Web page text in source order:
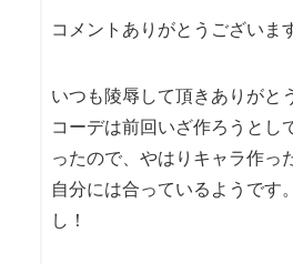
コメントありがとうございま
いつも陵辱して頂きありがと
コーデは前回いざ作ろうとし
ったので、やはりキャラ作っ
自分には合っているようです
し！